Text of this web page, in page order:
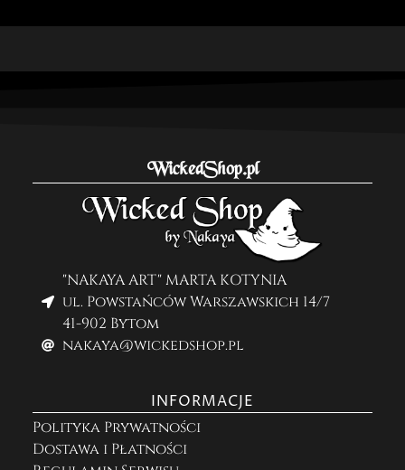
WickedShop.pl
"NAKAYA ART" MARTA KOTYNIA
ul. Powstańców Warszawskich 14/7
41-902 Bytom
nakaya@wickedshop.pl
INFORMACJE
Polityka Prywatności
Dostawa i Płatności